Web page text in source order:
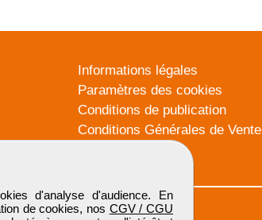
d'analyse d'audience. En
de cookies, nos CGV / CGU
Informations légales
Paramètres des cookies
Conditions de publication
Conditions Générales de Vente